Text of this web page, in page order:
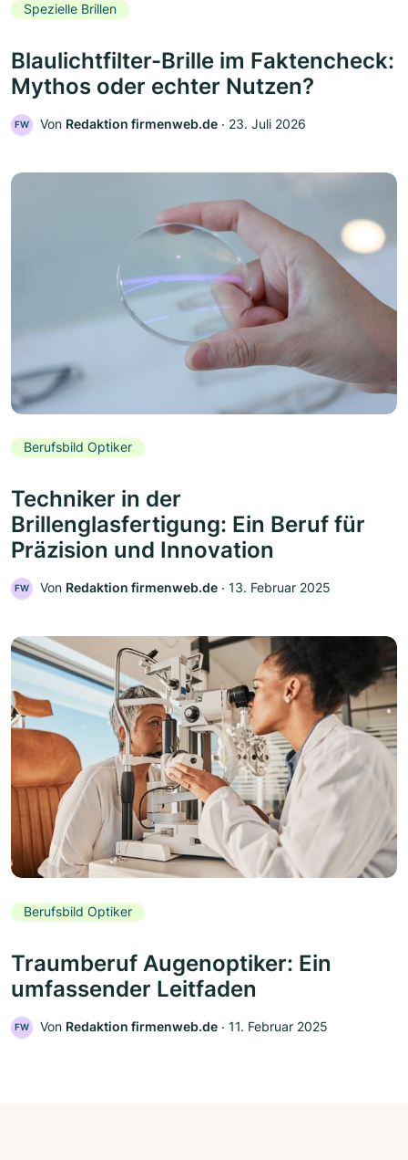
Spezielle Brillen
Blaulichtfilter-Brille im Faktencheck:
Mythos oder echter Nutzen?
FW Von Redaktion firmenweb.de ‧ 23. Juli 2026
Berufsbild Optiker
Techniker in der
Brillenglasfertigung: Ein Beruf für
Präzision und Innovation
FW Von Redaktion firmenweb.de ‧ 13. Februar 2025
Berufsbild Optiker
Traumberuf Augenoptiker: Ein
umfassender Leitfaden
FW Von Redaktion firmenweb.de ‧ 11. Februar 2025